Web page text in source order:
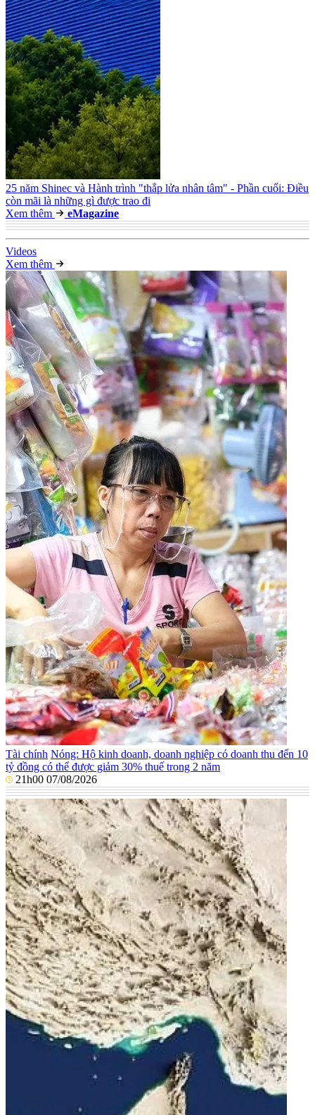
25 năm Shinec và Hành trình "thắp lửa nhân tâm" - Phần cuối: Điều
còn mãi là những gì được trao đi
Xem thêm
eMagazine
Videos
Xem thêm
Tài chính Nóng: Hộ kinh doanh, doanh nghiệp có doanh thu đến 10
tỷ đồng có thể được giảm 30% thuế trong 2 năm
21h00 07/08/2026